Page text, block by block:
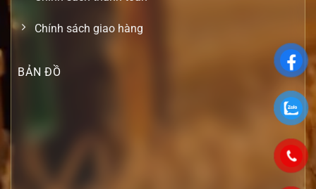
Chính sách giao hàng
BẢN ĐỒ